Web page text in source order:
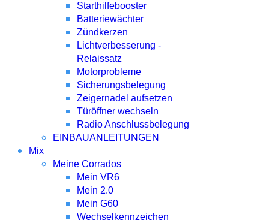
Starthilfebooster
Batteriewächter
Zündkerzen
Lichtverbesserung -
Relaissatz
Motorprobleme
Sicherungsbelegung
Zeigernadel aufsetzen
Türöffner wechseln
Radio Anschlussbelegung
EINBAUANLEITUNGEN
Mix
Meine Corrados
Mein VR6
Mein 2.0
Mein G60
Wechselkennzeichen